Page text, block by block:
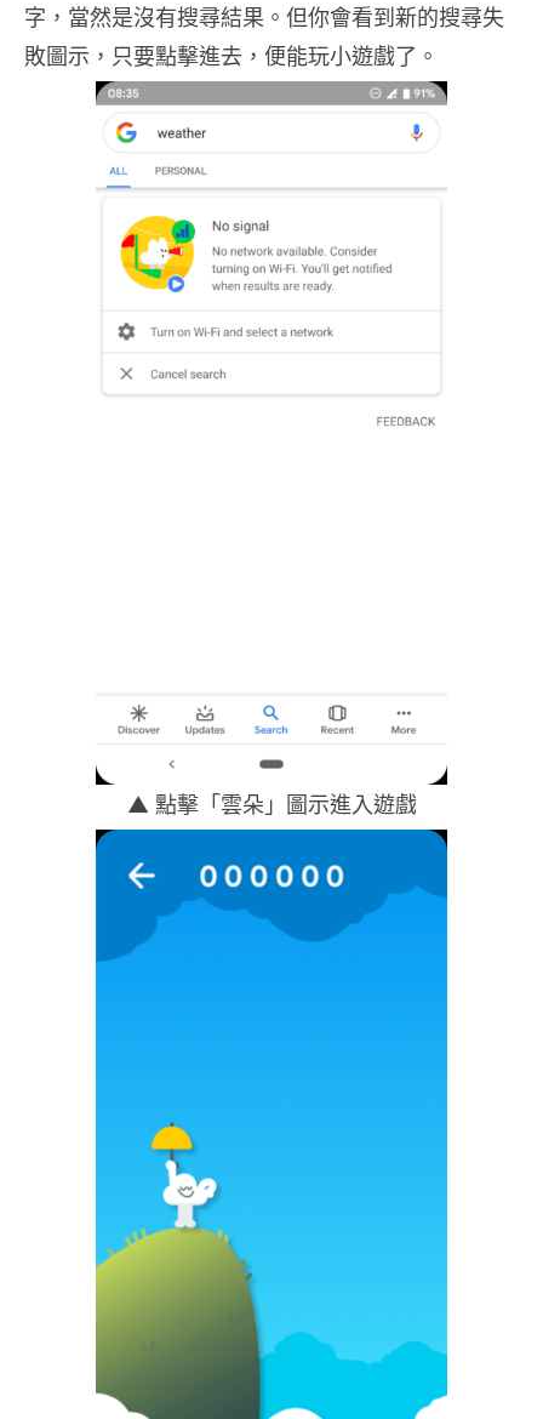
字，當然是沒有搜尋結果。但你會看到新的搜尋失
敗圖示，只要點擊進去，便能玩小遊戲了。
▲ 點擊「雲朵」圖示進入遊戲